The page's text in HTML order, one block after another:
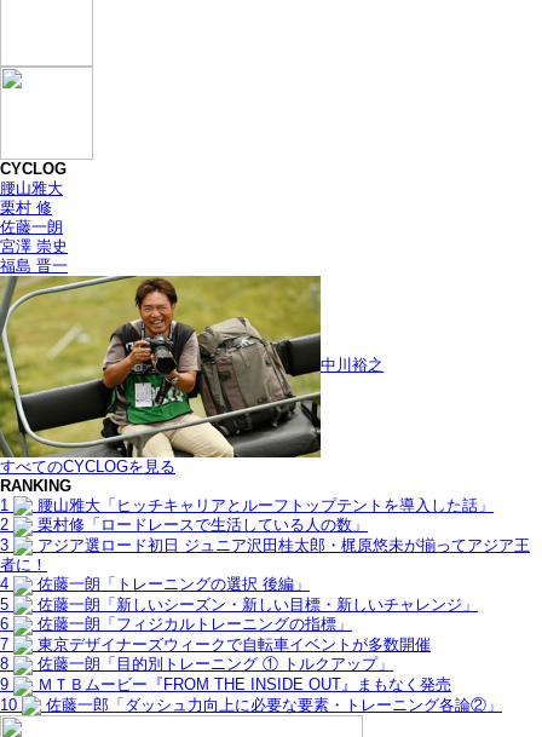
CYCLOG
腰山雅大
栗村 修
佐藤一朗
宮澤 崇史
福島 晋一
中川裕之
すべてのCYCLOGを見る
RANKING
1
腰山雅大「ヒッチキャリアとルーフトップテントを導入した話」
2
栗村修「ロードレースで生活している人の数」
3
アジア選ロード初日 ジュニア沢田桂太郎・梶原悠未が揃ってアジア王
者に！
4
佐藤一朗「トレーニングの選択 後編」
5
佐藤一朗「新しいシーズン・新しい目標・新しいチャレンジ」
6
佐藤一朗「フィジカルトレーニングの指標」
7
東京デザイナーズウィークで自転車イベントが多数開催
8
佐藤一朗「目的別トレーニング ① トルクアップ」
9
ＭＴＢムービー『FROM THE INSIDE OUT』まもなく発売
10
佐藤一郎「ダッシュ力向上に必要な要素・トレーニング各論②」